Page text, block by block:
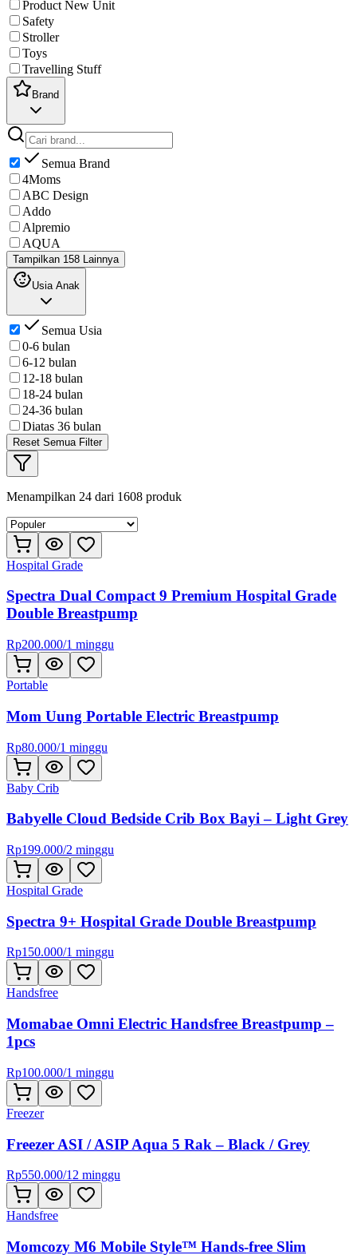
Product New Unit
Safety
Stroller
Toys
Travelling Stuff
Brand
Semua Brand
4Moms
ABC Design
Addo
Alpremio
AQUA
Tampilkan 158 Lainnya
Usia Anak
Semua Usia
0-6 bulan
6-12 bulan
12-18 bulan
18-24 bulan
24-36 bulan
Diatas 36 bulan
Reset Semua Filter
Menampilkan 24 dari 1608 produk
Hospital Grade
Spectra Dual Compact 9 Premium Hospital Grade
Double Breastpump
Rp200.000/1 minggu
Portable
Mom Uung Portable Electric Breastpump
Rp80.000/1 minggu
Baby Crib
Babyelle Cloud Bedside Crib Box Bayi – Light Grey
Rp199.000/2 minggu
Hospital Grade
Spectra 9+ Hospital Grade Double Breastpump
Rp150.000/1 minggu
Handsfree
Momabae Omni Electric Handsfree Breastpump –
1pcs
Rp100.000/1 minggu
Freezer
Freezer ASI / ASIP Aqua 5 Rak – Black / Grey
Rp550.000/12 minggu
Handsfree
Momcozy M6 Mobile Style™ Hands-free Slim